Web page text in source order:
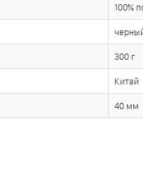
100%
300 г
Китай
40 мм